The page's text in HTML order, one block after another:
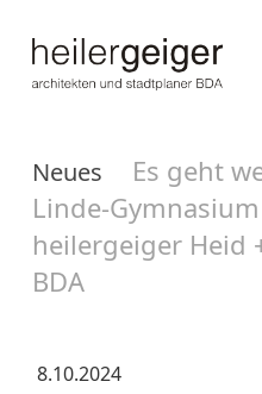
Neues
Es geht
Linde-
heilergeiger Heid
BDA
8.10.2024